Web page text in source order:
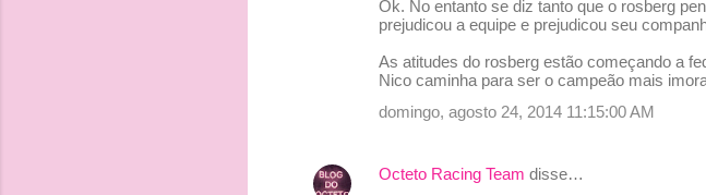
Ok. No entanto se diz tanto que o rosberg
prejudicou a equipe e prejudicou seu
As atitudes do rosberg estão começando a
Nico caminha para ser o campeão mais
domingo, agosto 24, 2014 11:15:00 AM
Octeto Racing Team disse…